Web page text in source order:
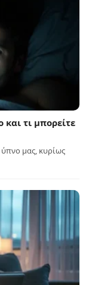
τι μπορείτε
μας, κυρίως